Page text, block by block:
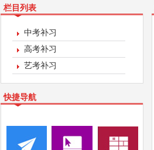
栏目列表
中考补习
高考补习
艺考补习
快捷导航